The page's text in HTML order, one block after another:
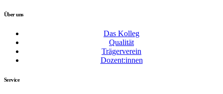
Über uns
Das Kolleg
Qualität
Trägerverein
Dozent:innen
Service